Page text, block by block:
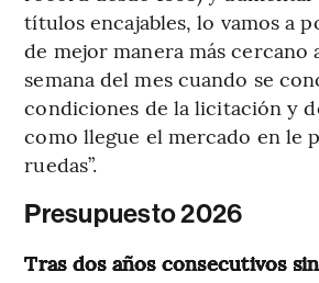
títulos encajables, lo vamos a
de mejor manera más cercano
semana del mes cuando se
condiciones de la licitación y
como llegue el mercado en le
ruedas”.
Presupuesto 2026
Tras dos años consecutivos sin